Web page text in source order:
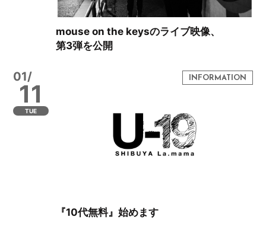
mouse on the keysのライブ映像、
第3弾を公開
01/
11
TUE
『10代無料』始めます